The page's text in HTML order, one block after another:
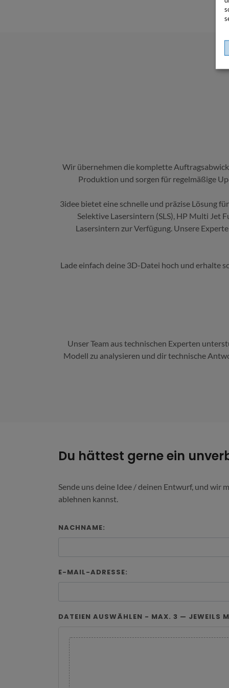
Wir übernehmen die komplette
Produktion und sorgen für regelmäßige
3idee bietet eine schnelle und präzise Lösung
Selektive Lasersintern (SLS), HP Multi Jet
Lasersintern zur Verfügung. Unsere
Lade einfach deine 3D-Datei hoch und erhalte
Unser Team aus technischen Experten
Modell zu analysieren und dir technische
Du hättest gerne ein
Sende uns deine Idee / deinen Entwurf, und wir
ablehnen kannst.
NACHNAME:
E-MAIL-ADRESSE:
DATEIEN AUSWÄHLEN - MAX. 3 — JEWEILS